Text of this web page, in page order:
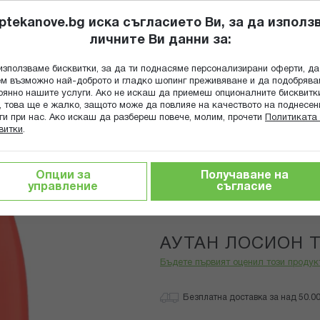
Търсене
ПОПИТАЙ
ГРИЖА ЗА МАЙКАТА И ДЕТЕТО ХРАНИТЕЛНИ ДОБАВКИ
Autan
АУТАН ЛОСИОН
Бъдете първият оценил този
Безплатна доставка за над
иска съгласието Ви, за да
личните Ви данни за:
бисквитки, за да ти поднасяме персонализирани оферти, да
възможно най-доброто и гладко шопинг преживяване и да
нашите услуги. Ако не искаш да приемеш опционалните
това ще е жалко, защото може да повлияе на качеството на
при нас. Ако искаш да разбереш повече, молим, прочети
Политиката
.
Опции за
управление
Получаване на
съгласие